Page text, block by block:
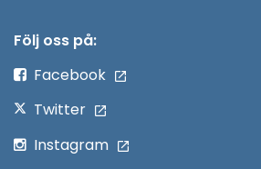
Följ oss på:
Facebook
Twitter
Instagram